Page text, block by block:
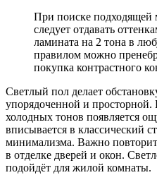
При поиске подходящей
следует отдавать
ламината на 2 тона в
правилом можно
покупка контрастного
Светлый пол делает
упорядоченной и
холодных тонов появляется
вписывается в классический
минимализма. Важно
в отделке дверей и окон.
подойдёт для жилой комнаты.